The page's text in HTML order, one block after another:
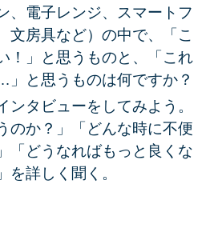
、電子レンジ、スマートフ
文房具など）の中で、「こ
！」と思うものと、「これ
」と思うものは何ですか？
ンタビューをしてみよう。
のか？」「どんな時に不便
「どうなればもっと良くな
を詳しく聞く。